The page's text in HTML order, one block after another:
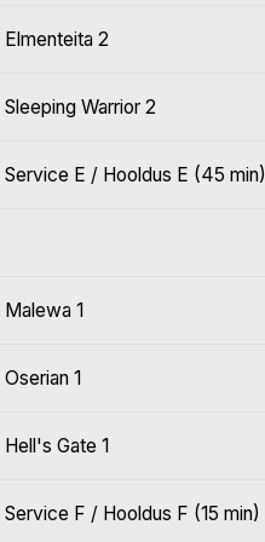
Elmenteita 2
Sleeping Warrior 2
Service E / Hooldus E (45 min)
Malewa 1
Oserian 1
Hell's Gate 1
Service F / Hooldus F (15 min)